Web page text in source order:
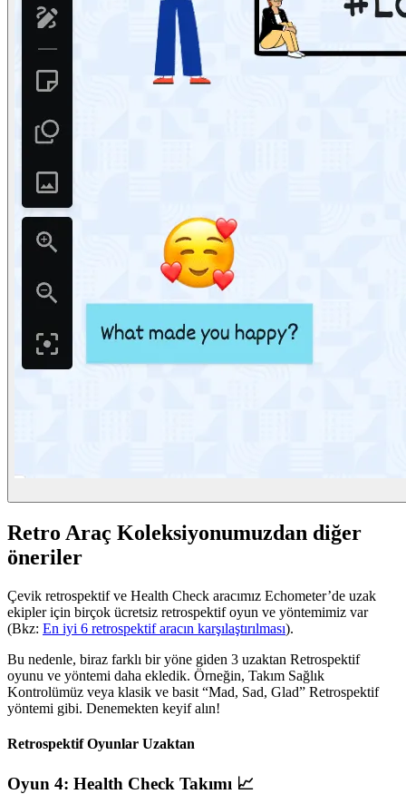
Retro Araç Koleksiyonumuzdan diğer
öneriler
Çevik retrospektif ve Health Check aracımız Echometer’de uzak
ekipler için birçok ücretsiz retrospektif oyun ve yöntemimiz var
(Bkz: En iyi 6 retrospektif aracın karşılaştırılması).
Bu nedenle, biraz farklı bir yöne giden 3 uzaktan Retrospektif
oyunu ve yöntemi daha ekledik. Örneğin, Takım Sağlık
Kontrolümüz veya klasik ve basit “Mad, Sad, Glad” Retrospektif
yöntemi gibi. Denemekten keyif alın!
Retrospektif Oyunlar Uzaktan
Oyun 4: Health Check Takımı 📈